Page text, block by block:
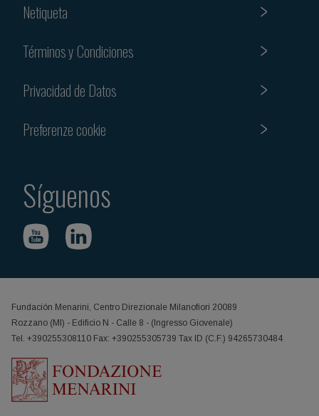
Netiqueta
Términos y Condiciones
Privacidad de Datos
Preferenze cookie
Síguenos
Fundación Menarini, Centro Direzionale Milanofiori 20089
Rozzano (MI) - Edificio N - Calle 8 - (Ingresso Giovenale)
Tel. +390255308110 Fax: +390255305739 Tax ID (C.F.) 94265730484